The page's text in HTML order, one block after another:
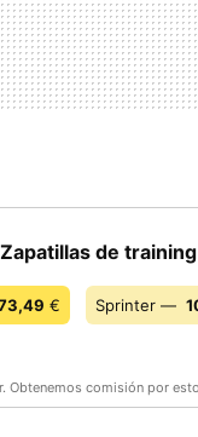
de training
€ Sprinter —
Obtenemos comisión por